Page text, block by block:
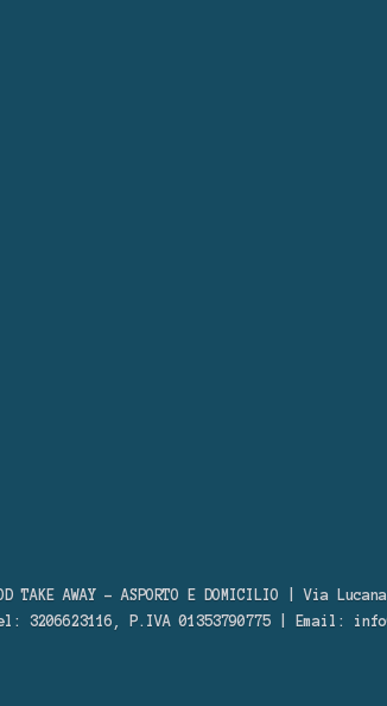
TAKE AWAY – ASPORTO E DOMICILIO | Via
3206623116, P.IVA 01353790775 | Email: